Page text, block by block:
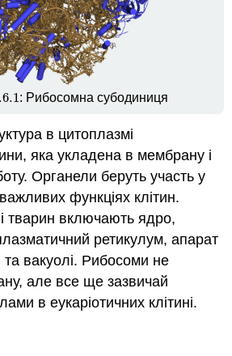
1
1: Рибосомна субодиниця
в цитоплазмі
яка укладена в мембрану і
Органели беруть участь у
функціях клітин.
тварин включають ядро,
ретикулум, апарат
та вакуолі. Рибосоми не
але все ще зазвичай
в еукаріотичних клітині.